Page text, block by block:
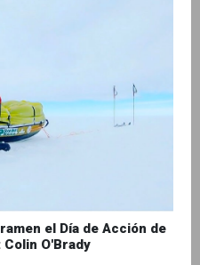
el Día de Acción de
O'Brady